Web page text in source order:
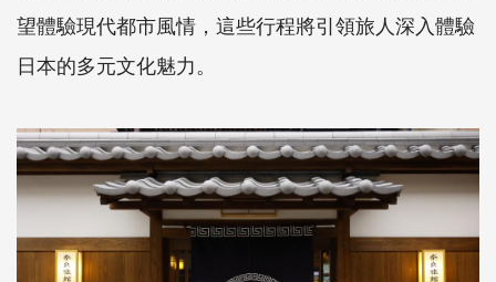
望體驗現代都市風情，這些行程將引領旅人深入體驗
日本的多元文化魅力。